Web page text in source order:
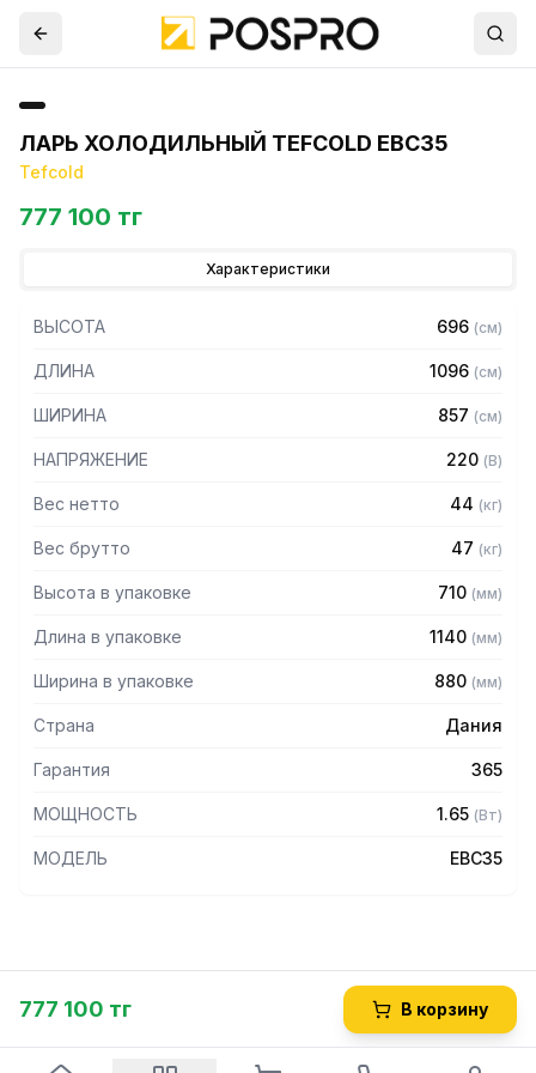
ЛАРЬ ХОЛОДИЛЬНЫЙ TEFCOLD EBC35
Tefcold
777 100 тг
Характеристики
ВЫСОТА 696 (см)
ДЛИНА 1096 (см)
ШИРИНА 857 (см)
НАПРЯЖЕНИЕ 220 (В)
Вес нетто 44 (кг)
Вес брутто 47 (кг)
Высота в упаковке 710 (мм)
Длина в упаковке 1140 (мм)
Ширина в упаковке 880 (мм)
Страна Дания
Гарантия 365
МОЩНОСТЬ 1.65 (Вт)
МОДЕЛЬ EBC35
777 100 тг В корзину